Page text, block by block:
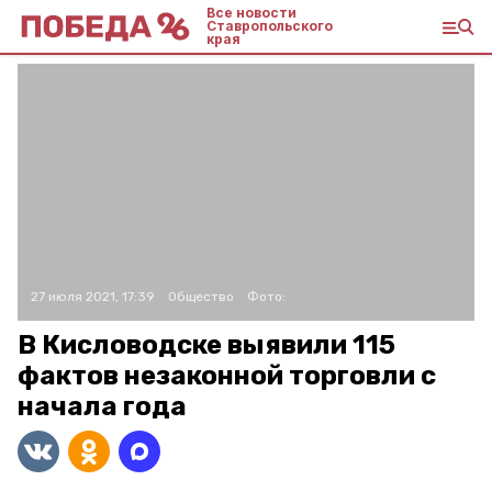
Все новости
Ставропольского
края
27 июля 2021, 17:39 Общество Фото:
В Кисловодске выявили 115
фактов незаконной торговли с
начала года